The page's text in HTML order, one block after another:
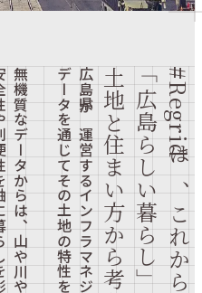
うけつ」とは？【昔ばな
年後に100点になるデニム
、歩きながら話すこと＃4
、平和のモニュメント#Regridは、これからの